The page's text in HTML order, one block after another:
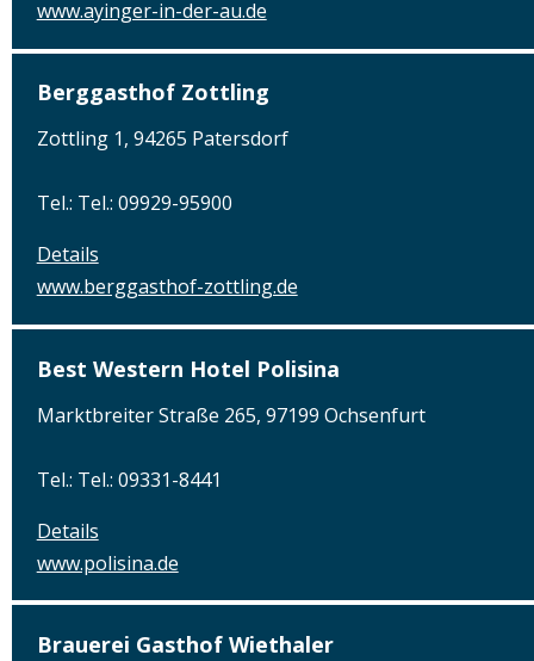
www.ayinger-in-der-au.de
Berggasthof Zottling
Zottling 1, 94265 Patersdorf
Tel.: Tel.: 09929-95900
Details
www.berggasthof-zottling.de
Best Western Hotel Polisina
Marktbreiter Straße 265, 97199 Ochsenfurt
Tel.: Tel.: 09331-8441
Details
www.polisina.de
Brauerei Gasthof Wiethaler